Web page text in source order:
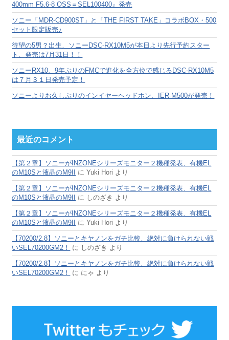
400mm F5.6-8 OSS＝SEL100400』発売
ソニー「MDR-CD900ST」と「THE FIRST TAKE」コラボBOX・500
セット限定販売♪
待望の5男？出生、ソニーDSC-RX10M5が本日より先行予約スター
ト、発売は7月31日！！
ソニーRX10、9年ぶりのFMCで進化を全方位で感じるDSC-RX10M5
は７月３１日発売予定！
ソニーよりお久しぶりのインイヤーヘッドホン、IER-M500が発売！
最近のコメント
【第２章】ソニーがINZONEシリーズモニター２機種発表、有機EL
のM10Sと液晶のM9II
にYuki Hori より
【第２章】ソニーがINZONEシリーズモニター２機種発表、有機EL
のM10Sと液晶のM9II
に しのざき より
【第２章】ソニーがINZONEシリーズモニター２機種発表、有機EL
のM10Sと液晶のM9II
にYuki Hori より
【70200/2.8】ソニーとキヤノンをガチ比較、絶対に負けられない戦
いSEL70200GM2！
に しのざき より
【70200/2.8】ソニーとキヤノンをガチ比較、絶対に負けられない戦
いSEL70200GM2！
に にゃ より